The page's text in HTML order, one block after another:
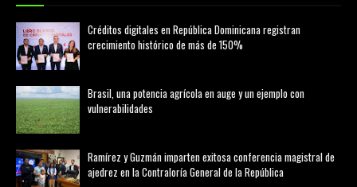
Créditos digitales en República Dominicana registran
crecimiento histórico de más de 150%
Brasil, una potencia agrícola en auge y un ejemplo con
vulnerabilidades
Ramírez y Guzmán imparten exitosa conferencia magistral de
ajedrez en la Contraloría General de la República